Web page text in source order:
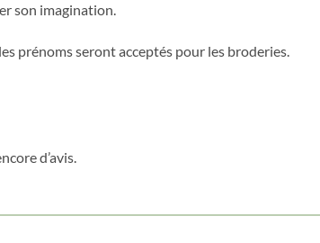
son imagination.
prénoms seront acceptés pour les broderies.
d’avis.
Nom*